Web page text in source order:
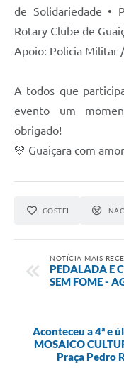
de Solidariedade •
Rotary Clube de
Apoio: Policia Militar
A todos que
evento um
obrigado!
💛 Guaiçara com
GOSTEI
NOTÍCIA MAIS
PEDALADA E
SEM FOME -
Aconteceu a 4ª e
MOSAICO
Praça Pedro